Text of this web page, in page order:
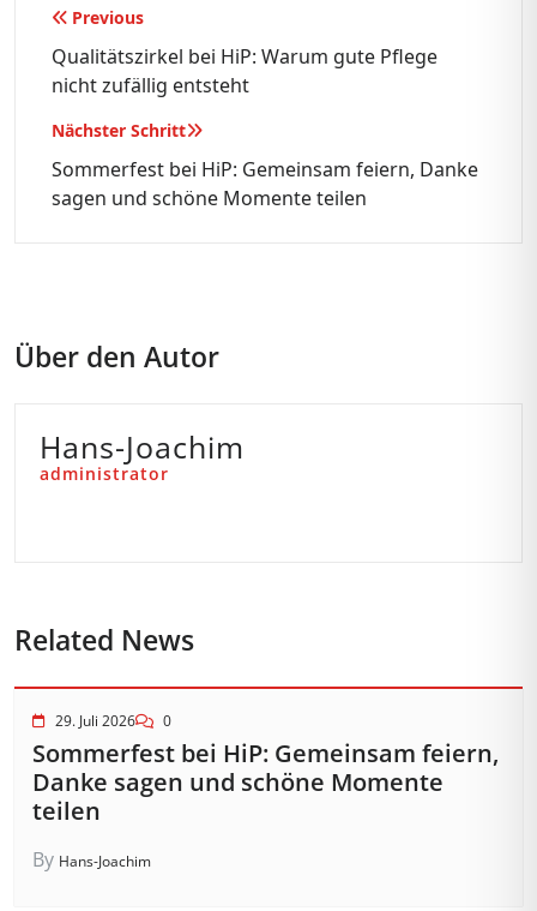
Beitragsnavigation
Previous
Qualitätszirkel bei HiP: Warum gute Pflege
nicht zufällig entsteht
Nächster Schritt
Sommerfest bei HiP: Gemeinsam feiern, Danke
sagen und schöne Momente teilen
Über den Autor
Hans-Joachim
administrator
Related News
29. Juli 2026 0
Sommerfest bei HiP: Gemeinsam feiern,
Danke sagen und schöne Momente
teilen
By Hans-Joachim